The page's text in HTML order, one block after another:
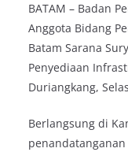
BATAM – Badan
Anggota Bidang
Batam Sarana
Penyediaan
Duriangkang,
Berlangsung di